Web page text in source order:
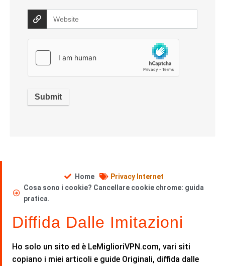
Home
Privacy Internet
Cosa sono i cookie? Cancellare cookie chrome: guida
pratica.
Diffida Dalle Imitazioni
Ho solo un sito ed è LeMiglioriVPN.com, vari siti
copiano i miei articoli e guide Originali, diffida dalle